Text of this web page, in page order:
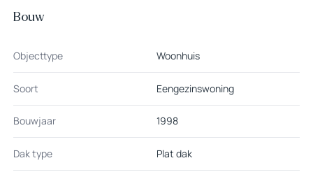
Bouw
Objecttype Woonhuis
Soort Eengezinswoning
Bouwjaar 1998
Dak type Plat dak